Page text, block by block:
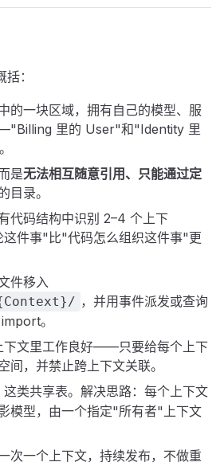
：
的一块区域，拥有自己的模型、服
里的 User"和"Identity 里
是无法相互随意引用、只能通过定
目录。
代码结构中识别 2–4 个上下
件事"比"代码怎么组织这件事"更
件移入
，并用事件派发或查询
。
下文里工作良好——只要给每个上下
间，并禁止跨上下文关联。
这类共享表。解决思路：每个上下文
模型，由一个指定"所有者"上下文
次一个上下文，持续发布，不做重